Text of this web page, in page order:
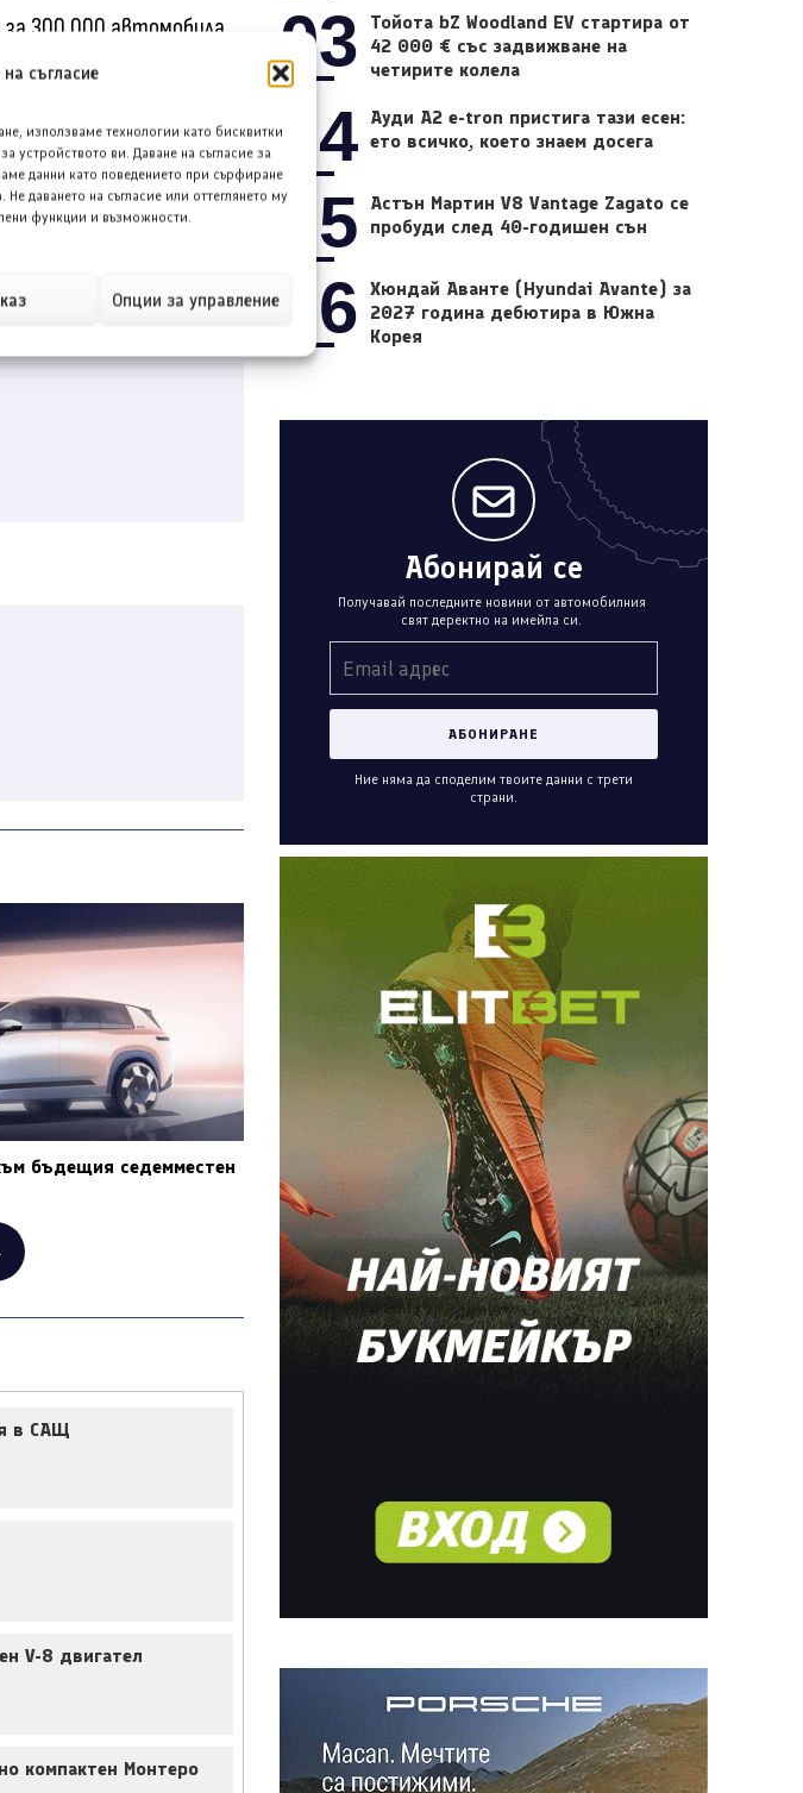
съгласие
използваме технологии като бисквитки
устройството ви. Даване на съгласие за
данни като поведението при сърфиране
даването на съгласие или оттеглянето му
функции и възможности.
Опции за управление
за 300 000 автомобила
като около 100 000
бъдещия седемместен
в САЩ
V-8 двигател
компактен Монтеро
03
Тойота bZ Woodland EV стартира от
42 000 € със задвижване на
четирите колела
04 Ауди A2 e-tron пристига тази есен:
ето всичко, което знаем досега
05
Астън Мартин V8 Vantage Zagato се
пробуди след 40-годишен сън
06 Хюндай Аванте (Hyundai Avante) за
2027 година дебютира в Южна
Корея
Абонирай се
Получавай последните новини от автомобилния
свят деректно на имейла си.
Ние няма да споделим твоите данни с трети
страни.